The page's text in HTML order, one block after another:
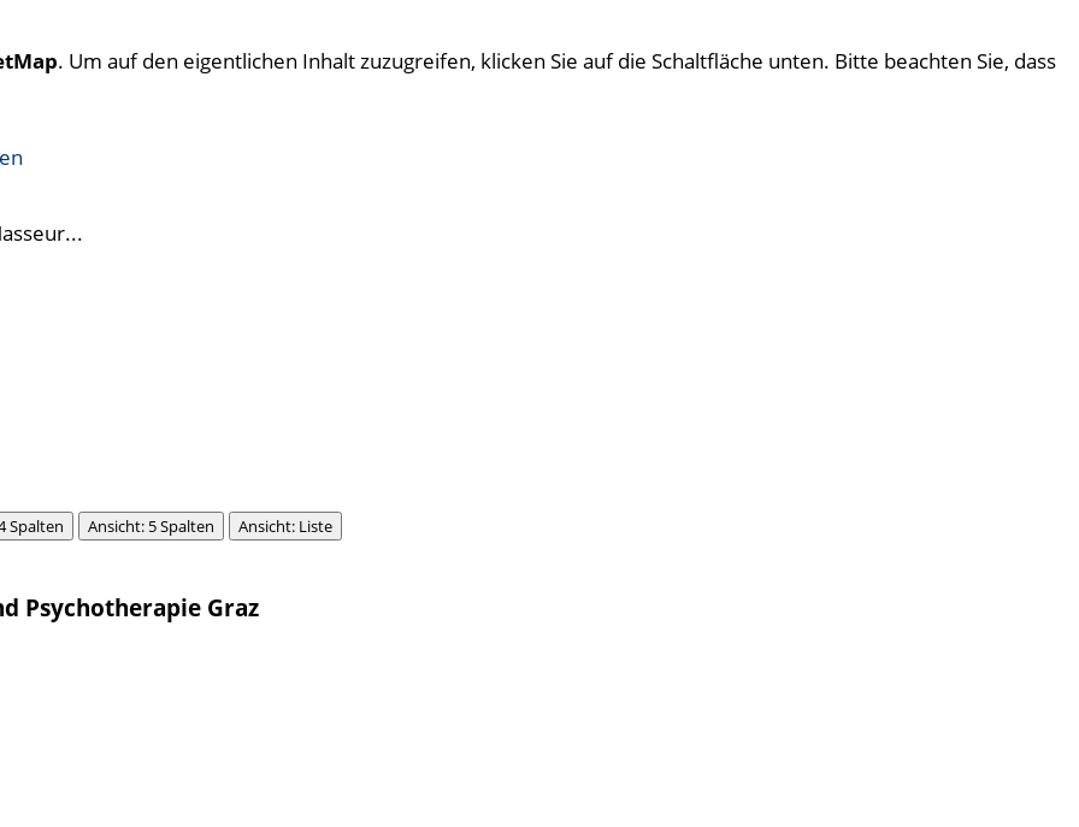
. Um auf den eigentlichen Inhalt zuzugreifen, klicken Sie auf die Schaltfläche unten. Bitte beachten Sie, dass
Spalten Ansicht: 5 Spalten Ansicht: Liste
Psychotherapie Graz